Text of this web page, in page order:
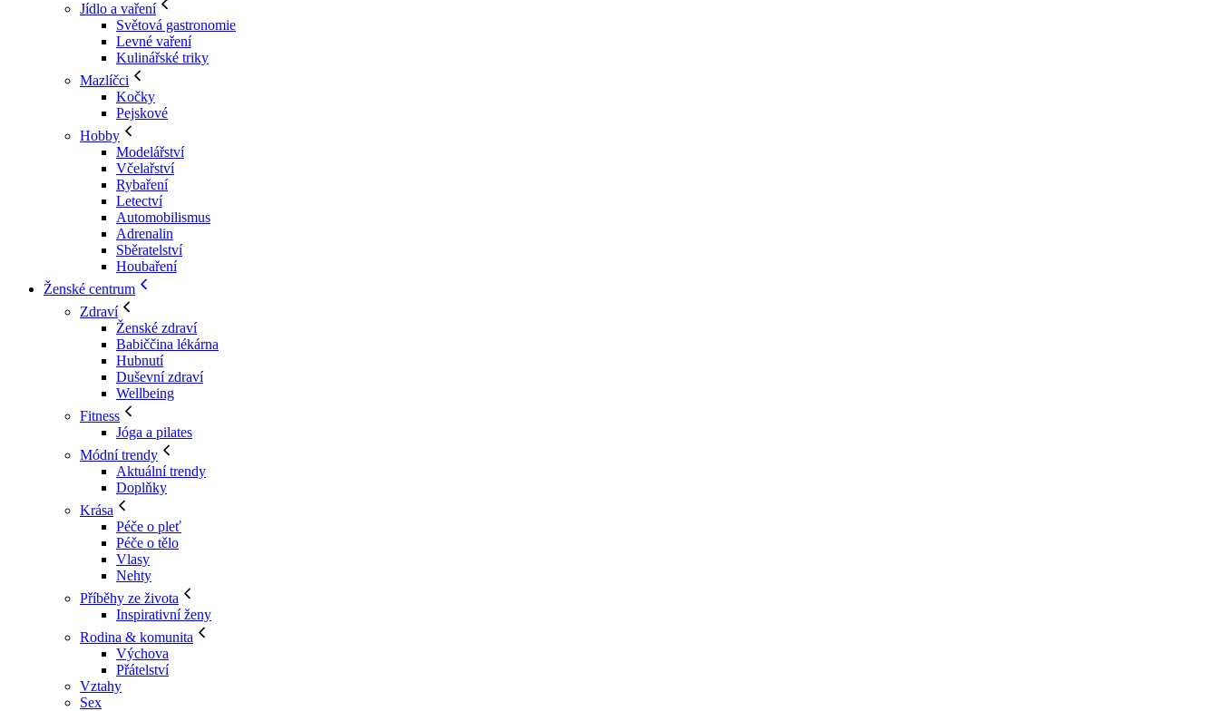
Jídlo a vaření
Světová gastronomie
Levné vaření
Kulinářské triky
Mazlíčci
Kočky
Pejskové
Hobby
Modelářství
Včelařství
Rybaření
Letectví
Automobilismus
Adrenalin
Sběratelství
Houbaření
Ženské centrum
Zdraví
Ženské zdraví
Babiččina lékárna
Hubnutí
Duševní zdraví
Wellbeing
Fitness
Jóga a pilates
Módní trendy
Aktuální trendy
Doplňky
Krása
Péče o pleť
Péče o tělo
Vlasy
Nehty
Příběhy ze života
Inspirativní ženy
Rodina & komunita
Výchova
Přátelství
Vztahy
Sex